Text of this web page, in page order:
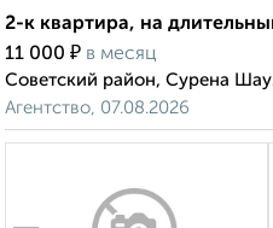
2-к квартира, на
11 000 ₽ в месяц
Советский район, Сурена
Агентство, 07.08.2026